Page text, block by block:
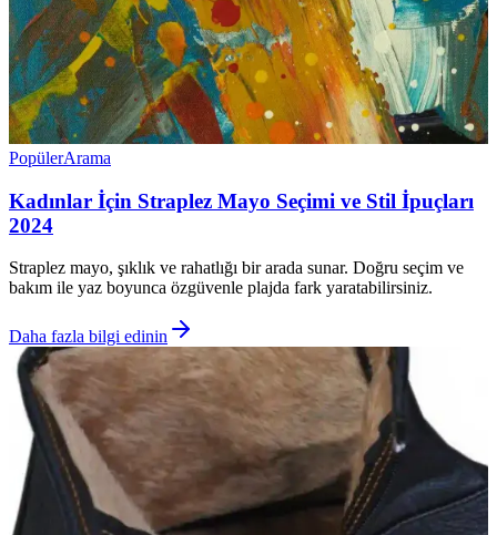
PopülerArama
Kadınlar İçin Straplez Mayo Seçimi ve Stil İpuçları
2024
Straplez mayo, şıklık ve rahatlığı bir arada sunar. Doğru seçim ve
bakım ile yaz boyunca özgüvenle plajda fark yaratabilirsiniz.
Daha fazla bilgi edinin